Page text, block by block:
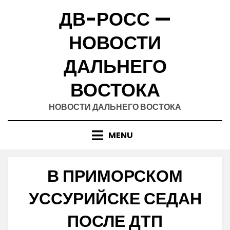
ДВ-РОСС —
НОВОСТИ
ДАЛЬНЕГО
ВОСТОКА
НОВОСТИ ДАЛЬНЕГО ВОСТОКА
MENU
В ПРИМОРСКОМ
УССУРИЙСКЕ СЕДАН
ПОСЛЕ ДТП